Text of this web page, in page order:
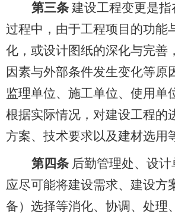
第三条 建设工程变更是
过程中，由于工程项目的功能
化，或设计图纸的深化与完善
因素与外部条件发生变化等原
监理单位、施工单位、使用单
根据实际情况，对建设工程的
方案、技术要求以及建材选用
第四条 后勤管理处、设
应尽可能将建设需求、建设方
备）选择等消化、协调、处理